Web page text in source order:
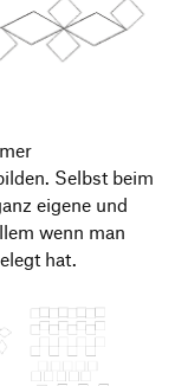
Selbst beim
eigene und
wenn man
hat.